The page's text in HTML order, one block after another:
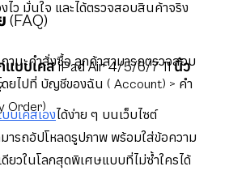
ไว มั่นใจ และได้ตรวจสอบสินค้าจริง
านะคำสั่งซื้อ ลูกค้าสามารถตรวจสอบ
ยไปที่ บัญชีของฉัน ( Account) > คำ
Order)
บบเคส iPad Air 4/5/6/7 11 นิ้ว
บเคสเองได้ง่าย ๆ บนเว็บไซต์
ารถอัปโหลดรูปภาพ พร้อมใส่ข้อความ
ยวในโลกสุดพิเศษแบบที่ไม่ซ้ำใครได้